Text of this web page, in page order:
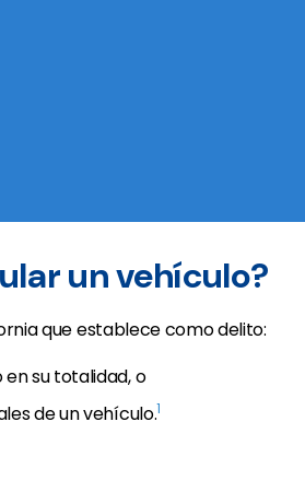
un vehículo?
que establece como delito:
su totalidad, o
de un vehículo.1